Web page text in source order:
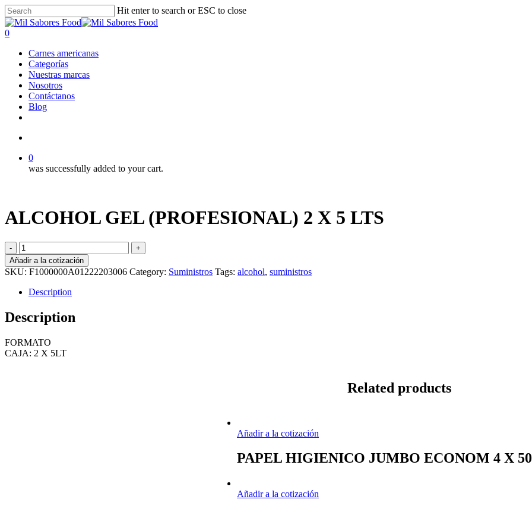
Skip
to
main
Hit enter to search or ESC to close
Close
Search
search
0
Carnes americanas
Categorías
Nuestras marcas
Nosotros
Contáctanos
Blog
0
was successfully added to your cart.
ALCOHOL GEL (PROFESIONAL) 2 X 5 LTS
ALCOHOL
GEL
(PROFESIONAL)
2
X
quantity
Añadir a la cotización
SKU: F1000000A01222203006 Category: Suministros Tags: alcohol, suministros
Description
Description
FORMATO
CAJA: 2 X 5LT
Related products
Añadir a la cotización
PAPEL HIGIENICO JUMBO ECONOM 4 X
Añadir a la cotización